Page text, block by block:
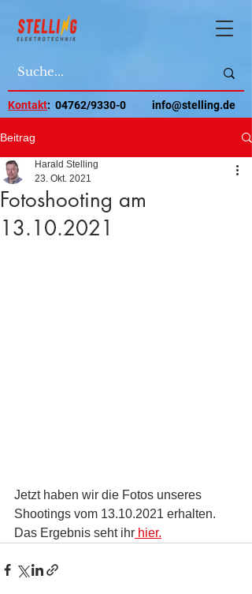
Kontakt: 04762/9330-0 info@stelling.de
Beitrag
Fotoshooting am
13.10.2021
Harald Stelling
23. Okt. 2021
Jetzt haben wir die Fotos unseres
Shootings vom 13.10.2021 erhalten.
Das Ergebnis seht ihr hier.